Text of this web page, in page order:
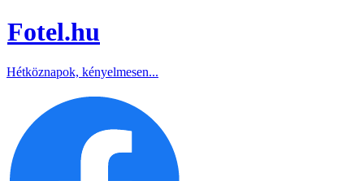
Fotel.hu
Hétköznapok, kényelmesen...